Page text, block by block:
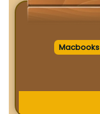
Macbooks